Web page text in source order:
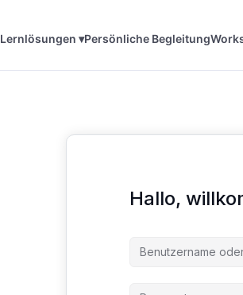
Lernlösungen ▾Persönliche Begleitung
Hallo,